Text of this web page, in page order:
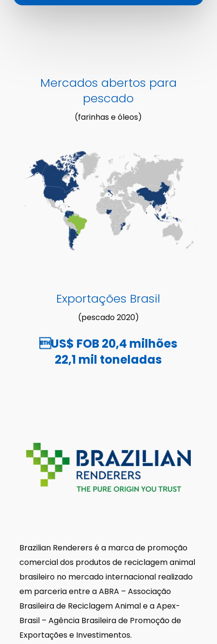
Mercados abertos para
pescado
(farinhas e óleos)
Exportações Brasil
(pescado 2020)
US$ FOB 20,4 milhões
22,1 mil toneladas
Brazilian Renderers é a marca de promoção
comercial dos produtos de reciclagem animal
brasileiro no mercado internacional realizado
em parceria entre a ABRA – Associação
Brasileira de Reciclagem Animal e a Apex-
Brasil – Agência Brasileira de Promoção de
Exportações e Investimentos.